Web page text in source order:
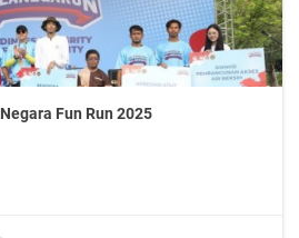
Fun Run 2025